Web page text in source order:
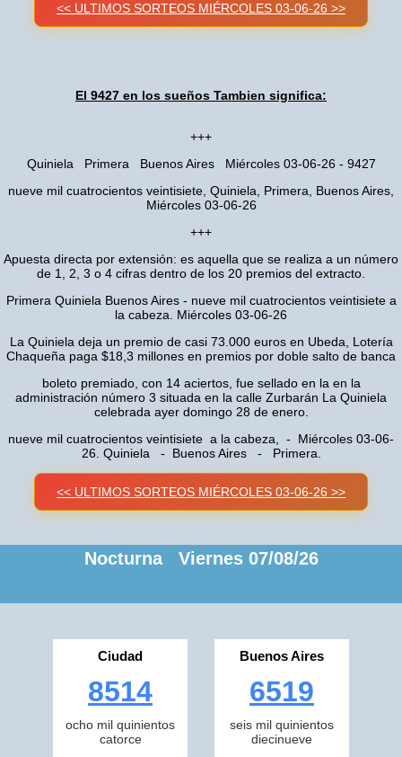
<< ULTIMOS SORTEOS MIÉRCOLES 03-06-26 >>
El 9427 en los sueños Tambien significa:
+++
Quiniela Primera Buenos Aires Miércoles 03-06-26 - 9427
nueve mil cuatrocientos veintisiete, Quiniela, Primera, Buenos Aires,
Miércoles 03-06-26
+++
Apuesta directa por extensión: es aquella que se realiza a un número
de 1, 2, 3 o 4 cifras dentro de los 20 premios del extracto.
Primera Quiniela Buenos Aires - nueve mil cuatrocientos veintisiete a
la cabeza. Miércoles 03-06-26
La Quiniela deja un premio de casi 73.000 euros en Ubeda, Lotería
Chaqueña paga $18,3 millones en premios por doble salto de banca
boleto premiado, con 14 aciertos, fue sellado en la en la
administración número 3 situada en la calle Zurbarán La Quiniela
celebrada ayer domingo 28 de enero.
nueve mil cuatrocientos veintisiete a la cabeza, - Miércoles 03-06-
26. Quiniela - Buenos Aires - Primera.
<< ULTIMOS SORTEOS MIÉRCOLES 03-06-26 >>
Nocturna Viernes 07/08/26
Ciudad
8514
ocho mil quinientos
catorce
Buenos Aires
6519
seis mil quinientos
diecinueve